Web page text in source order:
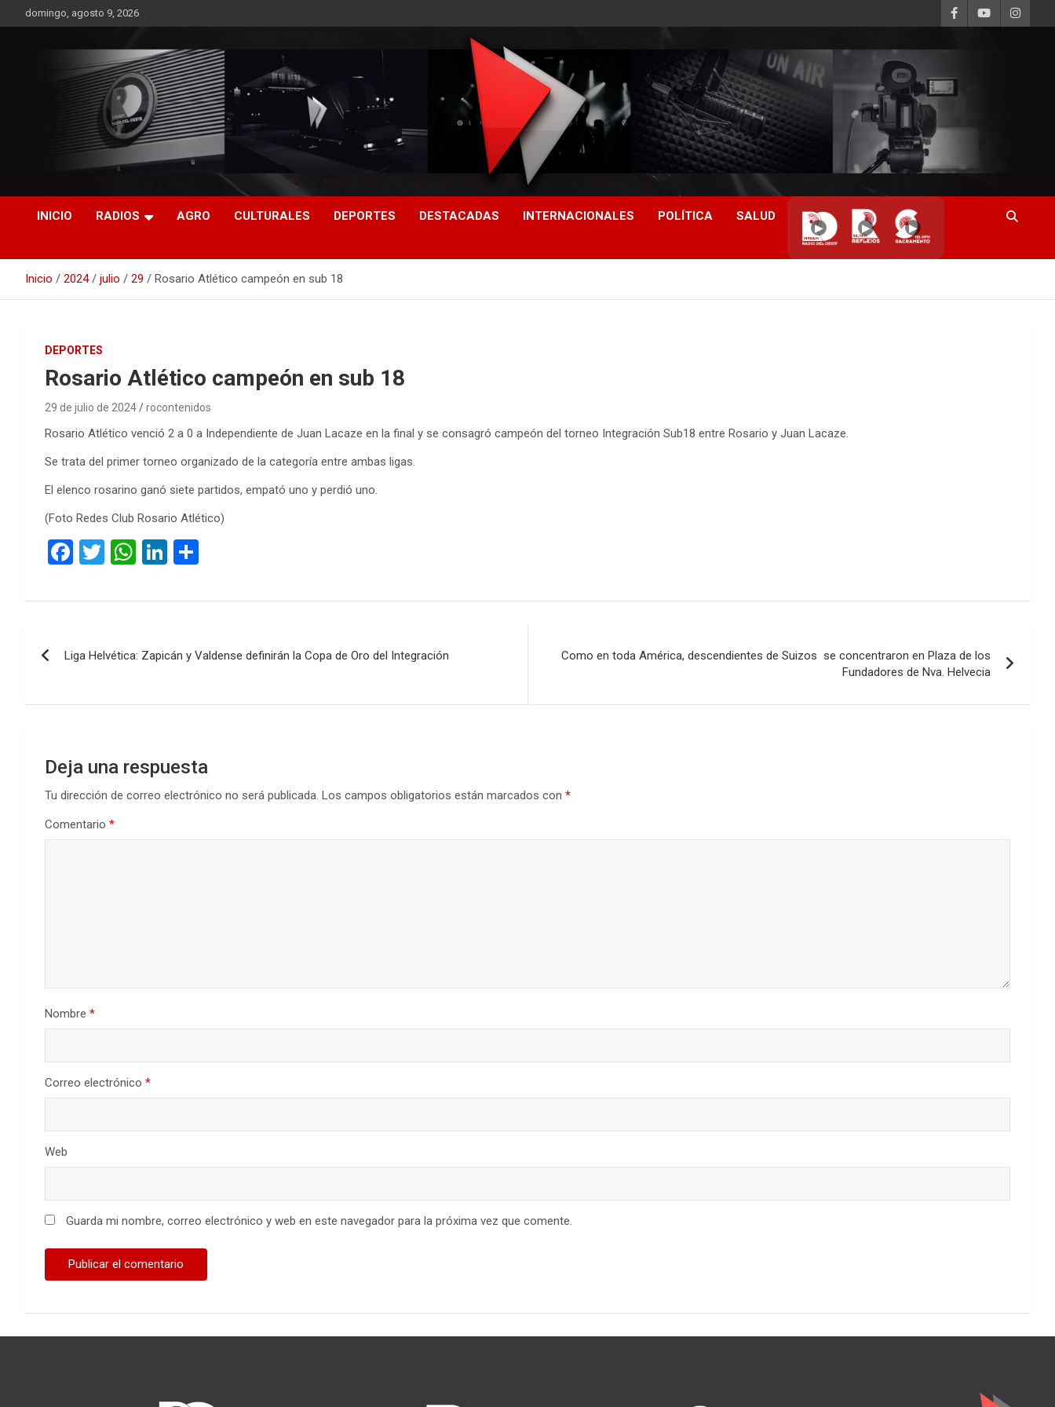
al
domingo, agosto 9, 2026
RO CONTENIDOS
INICIO RADIOS AGRO CULTURALES DEPORTES DESTACADAS INTERNACIONALES POLÍTICA SALUD
▶ ▶ ▶
Inicio 2024 julio 29 Rosario Atlético campeón en sub 18
DEPORTES
Rosario Atlético campeón en sub 18
29 de julio de 2024 rocontenidos
Rosario Atlético venció 2 a 0 a Independiente de Juan Lacaze en la final y se consagró campeón del torneo Integración Sub18 entre Rosario y Juan Lacaze.
Se trata del primer torneo organizado de la categoría entre ambas ligas.
El elenco rosarino ganó siete partidos, empató uno y perdió uno.
(Foto Redes Club Rosario Atlético)
F
ce
o
k
T
tt
W
at
A
p
Li
ke
n
m
ar
entradas
Liga Helvética: Zapicán y Valdense definirán la Copa de Oro del Integración
Como en toda América, descendientes de Suizos se concentraron en Plaza de los
Fundadores de Nva. Helvecia
Deja una respuesta
Tu dirección de correo electrónico no será publicada. Los campos obligatorios están marcados con *
Comentario *
Nombre *
Correo electrónico *
Web
Guarda mi nombre, correo electrónico y web en este navegador para la próxima vez que comente.